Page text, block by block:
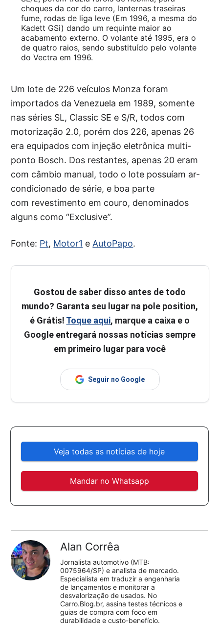
choques da cor do carro, lanternas traseiras
fume, rodas de liga leve (Em 1996, a mesma do
Kadett GSi) dando um requinte maior ao
acabamento externo. O volante até 1995, era o
de quatro raios, sendo substituído pelo volante
do Vectra em 1996.
Um lote de 226 veículos Monza foram
importados da Venezuela em 1989, somente
nas séries SL, Classic SE e S/R, todos com
motorização 2.0, porém dos 226, apenas 26
era equipados com injeção eletrônica multi-
ponto Bosch. Dos restantes, apenas 20 eram
com câmbio manual, todo o lote possuíam ar-
condicionado de série, e boa parte
com revestimento em couro, denominados
alguns como “Exclusive”.
Fonte: Pt, Motor1 e AutoPapo.
Gostou de saber disso antes de todo
mundo? Garanta seu lugar na pole position,
é Grátis! Toque aqui, marque a caixa e o
Google entregará nossas notícias sempre
em primeiro lugar para você
Seguir no Google
Veja todas as notícias de hoje
Mandar no Whatsapp
Alan Corrêa
Jornalista automotivo (MTB:
0075964/SP) e analista de mercado.
Especialista em traduzir a engenharia
de lançamentos e monitorar a
desvalorização de usados. No
Carro.Blog.br, assina testes técnicos e
guias de compra com foco em
durabilidade e custo-benefício.